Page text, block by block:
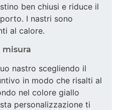
ben chiusi e riduce il
I nastri sono
al calore.
misura
nastro scegliendo il
in modo che risalti al
nel colore giallo
personalizzazione ti